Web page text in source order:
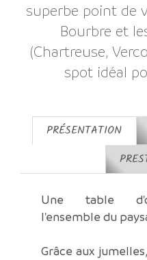
superbe point de
Bourbre et
(Chartreuse,
spot idéal
PRÉSENTATION
Une table
l'ensemble du
Grâce aux